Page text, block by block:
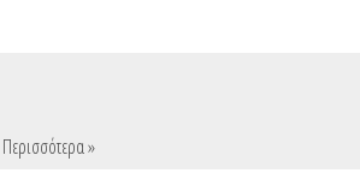
Περισσότερα »